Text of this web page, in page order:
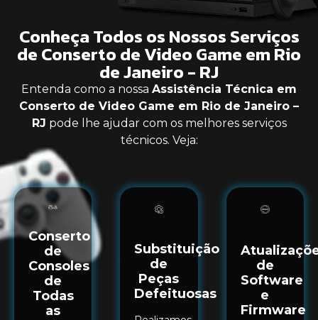
Conheça Todos os Nossos Serviços
de Conserto de Video Game em Rio
de Janeiro - RJ
Entenda como a nossa Assistência Técnica em
Conserto de Video Game em Rio de Janeiro –
RJ pode lhe ajudar com os melhores serviços
técnicos. Veja:
Conserto
de
Consoles
de
Todas
as
Substituição
de
Peças
Defeituosas
de
Software
e
Firmware